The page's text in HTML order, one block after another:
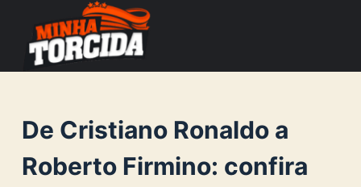
c
o
De Cristiano Ronaldo a
Roberto Firmino: confira